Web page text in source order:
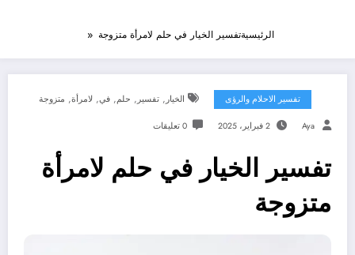
الرئيسيةتفسير الخيار في حلم لامرأة متزوجة
تفسير الاحلام والرؤى الخيار , تفسير , حلم, في, لامرأة, متزوجة
Aya 2 فبراير، 2025 0 تعليقات
تفسير الخيار في حلم لامرأة
متزوجة